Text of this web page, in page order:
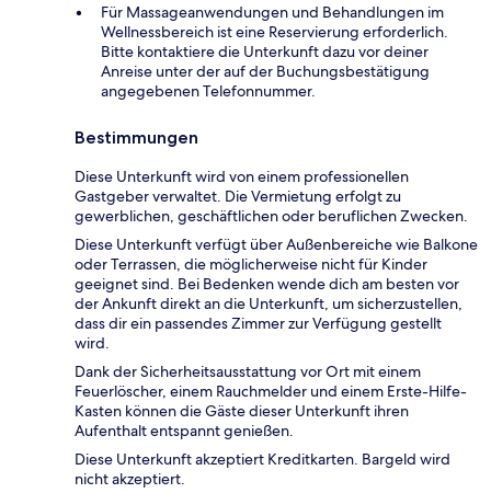
Für Massageanwendungen und Behandlungen im
Wellnessbereich ist eine Reservierung erforderlich.
Bitte kontaktiere die Unterkunft dazu vor deiner
Anreise unter der auf der Buchungsbestätigung
angegebenen Telefonnummer.
Bestimmungen
Diese Unterkunft wird von einem professionellen
Gastgeber verwaltet. Die Vermietung erfolgt zu
gewerblichen, geschäftlichen oder beruflichen Zwecken.
Diese Unterkunft verfügt über Außenbereiche wie Balkone
oder Terrassen, die möglicherweise nicht für Kinder
geeignet sind. Bei Bedenken wende dich am besten vor
der Ankunft direkt an die Unterkunft, um sicherzustellen,
dass dir ein passendes Zimmer zur Verfügung gestellt
wird.
Dank der Sicherheitsausstattung vor Ort mit einem
Feuerlöscher, einem Rauchmelder und einem Erste-Hilfe-
Kasten können die Gäste dieser Unterkunft ihren
Aufenthalt entspannt genießen.
Diese Unterkunft akzeptiert Kreditkarten. Bargeld wird
nicht akzeptiert.